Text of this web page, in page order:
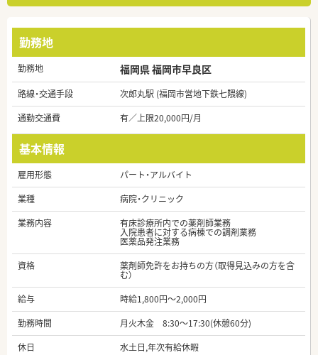
勤務地
勤務地 福岡県 福岡市早良区
路線・交通手段
次郎丸駅 (福岡市営地下鉄七隈線)
通勤交通費
有／上限20,000円/月
基本情報
雇用形態
パート・アルバイト
業種
病院・クリニック
業務内容
有床診療所内での薬剤師業務
入院患者に対する病棟での調剤業務
医薬品発注業務
資格
薬剤師免許をお持ちの方（取得見込みの方を含
む）
給与
時給1,800円～2,000円
勤務時間
月火木金 8:30～17:30(休憩60分)
休日
水土日,年次有給休暇